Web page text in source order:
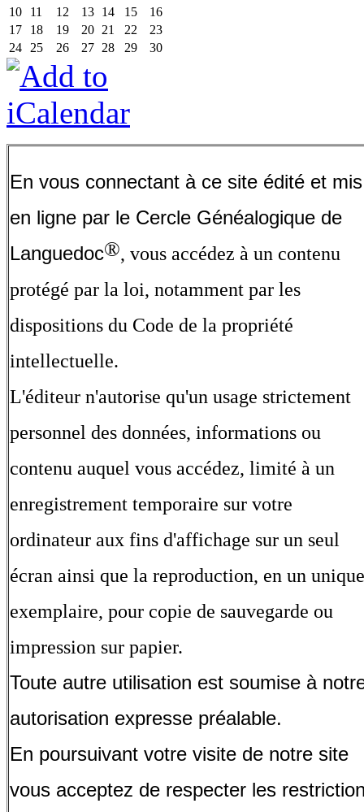
10
11 12 13 14 15
16
17
18 19 20 21 22
23
24 25 26 27 28 29 30
En vous connectant à ce site édité et mis
en ligne par le Cercle Généalogique de
Languedoc®, vous accédez à un contenu
protégé par la loi, notamment par les
dispositions du Code de la propriété
intellectuelle.
L'éditeur n'autorise qu'un usage strictement
personnel des données, informations ou
contenu auquel vous accédez, limité à un
enregistrement temporaire sur votre
ordinateur aux fins d'affichage sur un seul
écran ainsi que la reproduction, en un unique
exemplaire, pour copie de sauvegarde ou
impression sur papier.
Toute autre utilisation est soumise à
autorisation expresse préalable.
En poursuivant votre visite de notre site
vous acceptez de respecter les